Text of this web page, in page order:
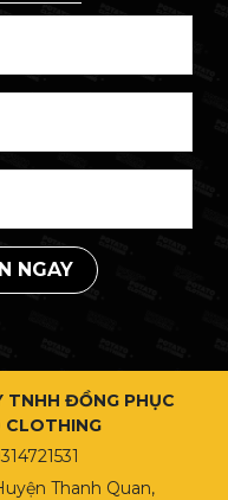
NGAY
TNHH ĐỒNG PHỤC
Thanh Quan,